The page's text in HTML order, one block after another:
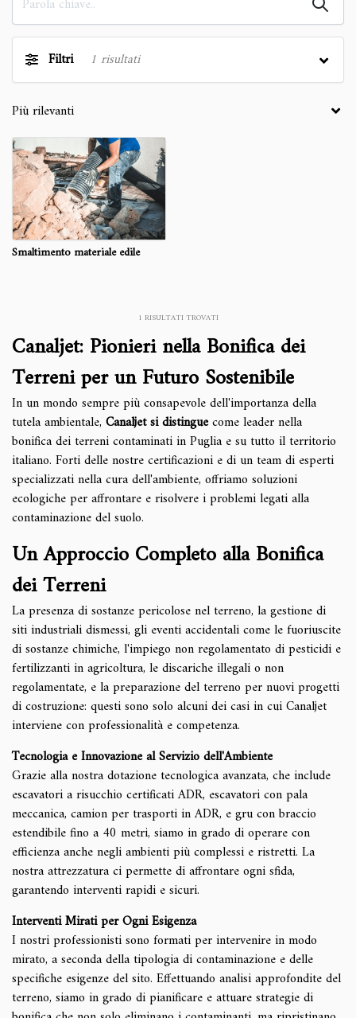
Filtri 1 risultati
Smaltimento materiale edile
1 RISULTATI TROVATI
Canaljet: Pionieri nella Bonifica dei
Terreni per un Futuro Sostenibile
In un mondo sempre più consapevole dell'importanza della
tutela ambientale, Canaljet si distinguecome leader nella
bonifica dei terreni contaminati in Puglia e su tutto il territorio
italiano. Forti delle nostre certificazioni e di un team di esperti
specializzati nella cura dell'ambiente, offriamo soluzioni
ecologiche per affrontare e risolvere i problemi legati alla
contaminazione del suolo.
Un Approccio Completo alla Bonifica
dei Terreni
La presenza di sostanze pericolose nel terreno, la gestione di
siti industriali dismessi, gli eventi accidentali come le fuoriuscite
di sostanze chimiche, l'impiego non regolamentato di pesticidi e
fertilizzanti in agricoltura, le discariche illegali o non
regolamentate, e la preparazione del terreno per nuovi progetti
di costruzione: questi sono solo alcuni dei casi in cui Canaljet
interviene con professionalità e competenza.
Tecnologia e Innovazione al Servizio dell'Ambiente
Grazie alla nostra dotazione tecnologica avanzata, che include
escavatori a risucchio certificati ADR, escavatori con pala
meccanica, camion per trasporti in ADR, e gru con braccio
estendibile fino a 40 metri, siamo in grado di operare con
efficienza anche negli ambienti più complessi e ristretti. La
nostra attrezzatura ci permette di affrontare ogni sfida,
garantendo interventi rapidi e sicuri.
Interventi Mirati per Ogni Esigenza
I nostri professionisti sono formati per intervenire in modo
mirato, a seconda della tipologia di contaminazione e delle
specifiche esigenze del sito. Effettuando analisi approfondite del
terreno, siamo in grado di pianificare e attuare strategie di